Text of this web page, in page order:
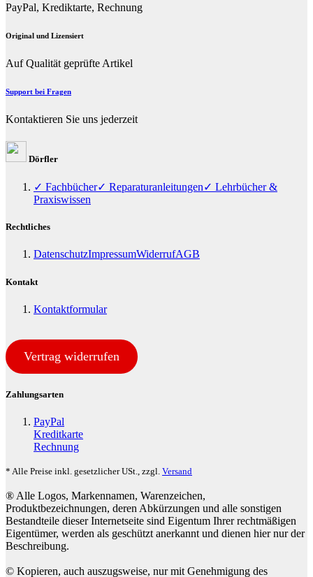
PayPal, Krediktarte, Rechnung
Original und Lizensiert
Auf Qualität geprüfte Artikel
Support bei Fragen
Kontaktieren Sie uns jederzeit
Dörfler
✓ Fachbücher✓ Reparaturanleitungen✓ Lehrbücher &
Praxiswissen
Rechtliches
DatenschutzImpressumWiderrufAGB
Kontakt
Kontaktformular
Vertrag widerrufen
Zahlungsarten
PayPal
Kreditkarte
Rechnung
* Alle Preise inkl. gesetzlicher USt., zzgl. Versand
® Alle Logos, Markennamen, Warenzeichen,
Produktbezeichnungen, deren Abkürzungen und alle sonstigen
Bestandteile dieser Internetseite sind Eigentum Ihrer rechtmäßigen
Eigentümer, werden als geschützt anerkannt und dienen hier nur der
Beschreibung.
© Kopieren, auch auszugsweise, nur mit Genehmigung des